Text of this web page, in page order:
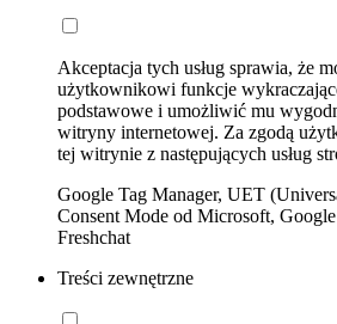
Akceptacja tych usług sprawia, że
użytkownikowi funkcje
podstawowe i umożliwić mu
witryny internetowej. Za zgodą
tej witrynie z następujących usług
Google Tag Manager, UET
Consent Mode od Microsoft,
Freshchat
Treści zewnętrzne